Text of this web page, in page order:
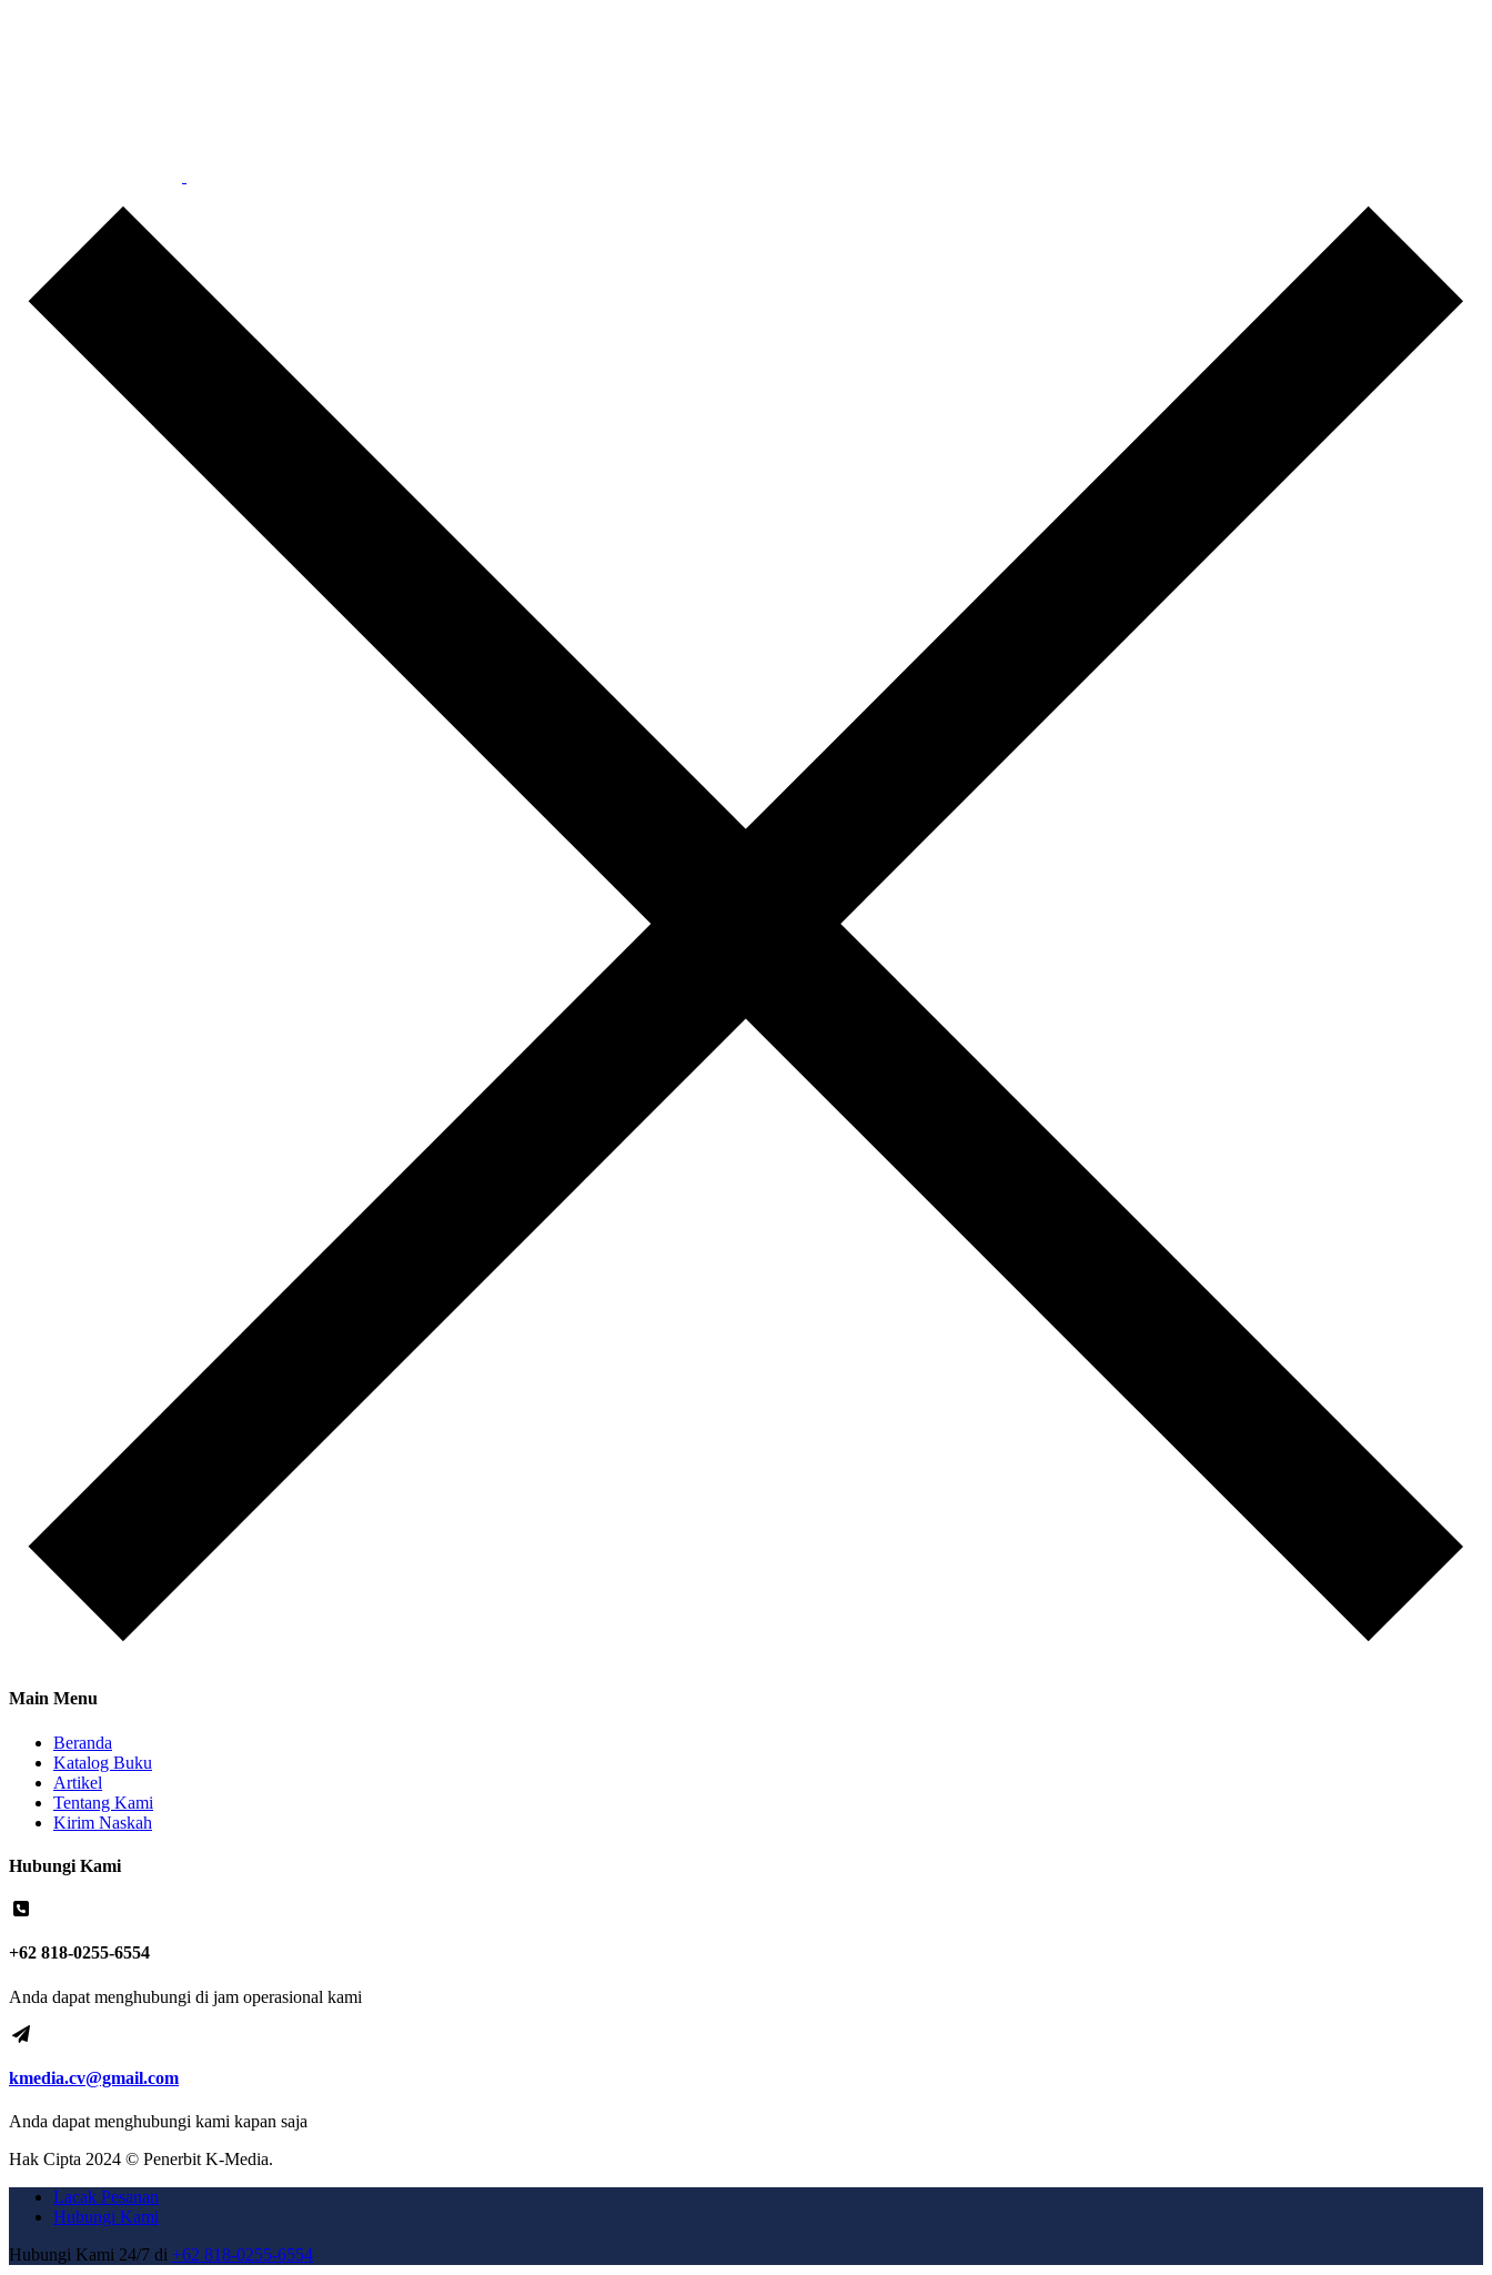
Main Menu
Beranda
Katalog Buku
Artikel
Tentang Kami
Kirim Naskah
Hubungi Kami
+62 818-0255-6554
Anda dapat menghubungi di jam operasional kami
kmedia.cv@gmail.com
Anda dapat menghubungi kami kapan saja
Hak Cipta 2024 © Penerbit K-Media.
Lacak Pesanan
Hubungi Kami
Hubungi Kami 24/7 di +62 818-0255-6554